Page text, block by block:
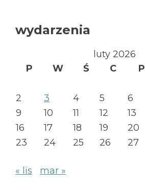
wydarzenia
luty 2026
P
W Ś C P
2
3 4 5 6
9
10 11 12 13
16
17 18 19 20
23
24 25 26 27
« lis mar »